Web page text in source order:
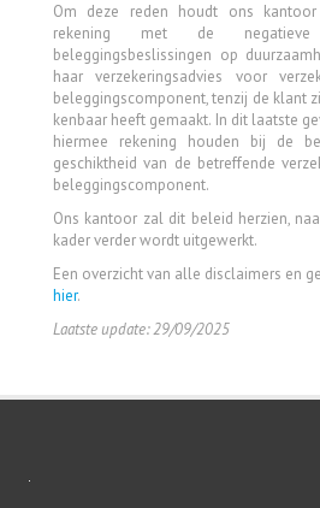
Om deze reden houdt ons
rekening met de
beleggingsbeslissingen op
haar verzekeringsadvies voor
beleggingscomponent, tenzij de klant
kenbaar heeft gemaakt. In dit laatste
hiermee rekening houden bij de
geschiktheid van de betreffende
beleggingscomponent.
Ons kantoor zal dit beleid herzien,
kader verder wordt uitgewerkt.
Een overzicht van alle disclaimers en
hier.
Laatste update: 29/09/2025